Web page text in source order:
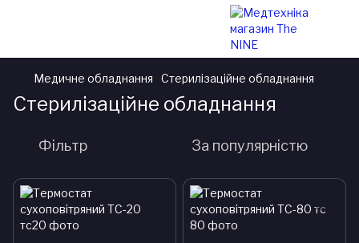
Медичне обладнання Стерилізаційне обладнання
Стерилізаційне обладнання
Фільтр За популярністю